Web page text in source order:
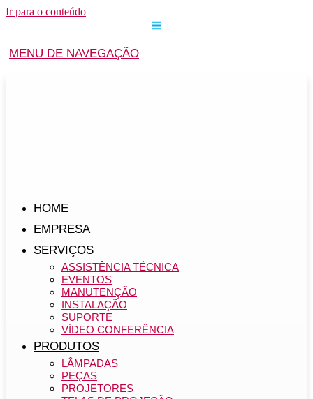
Ir para o conteúdo
MENU DE NAVEGAÇÃO
HOME
EMPRESA
SERVIÇOS
ASSISTÊNCIA TÉCNICA
EVENTOS
MANUTENÇÃO
INSTALAÇÃO
SUPORTE
VÍDEO CONFERÊNCIA
PRODUTOS
LÂMPADAS
PEÇAS
PROJETORES